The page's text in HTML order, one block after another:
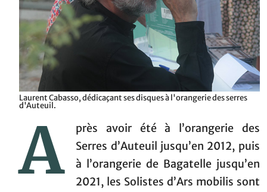
Laurent Cabasso, dédicaçant ses disques à l'orangerie des serres
d'Auteuil.
A
près avoir été à l’orangerie des
Serres d’Auteuil jusqu’en 2012, puis
à l’orangerie de Bagatelle jusqu’en
2021, les Solistes d’Ars mobilis sont